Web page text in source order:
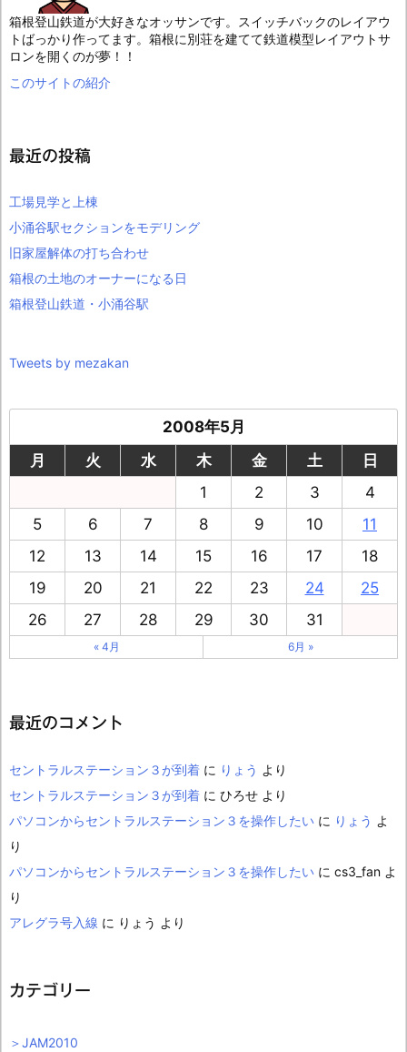
箱根登山鉄道が大好きなオッサンです。スイッチバックのレイアウ
トばっかり作ってます。箱根に別荘を建てて鉄道模型レイアウトサ
ロンを開くのが夢！！
このサイトの紹介
最近の投稿
工場見学と上棟
小涌谷駅セクションをモデリング
旧家屋解体の打ち合わせ
箱根の土地のオーナーになる日
箱根登山鉄道・小涌谷駅
Tweets by mezakan
2008年5月
月
火 水 木 金 土
日
1
2 3
4
5
6 7 8 9 10
11
12
13 14 15 16 17
18
19
20 21 22 23 24
25
26
27 28 29 30 31
« 4月 6月 »
最近のコメント
セントラルステーション３が到着 に りょう より
セントラルステーション３が到着 に ひろせ より
パソコンからセントラルステーション３を操作したい に りょう よ
り
パソコンからセントラルステーション３を操作したい に cs3_fan よ
り
アレグラ号入線 に りょう より
カテゴリー
＞JAM2010